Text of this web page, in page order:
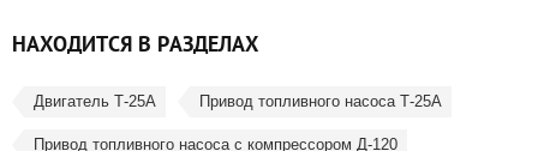
НАХОДИТСЯ В РАЗДЕЛАХ
Двигатель Т-25А Привод топливного насоса Т-25А
Привод топливного насоса с компрессором Д-120